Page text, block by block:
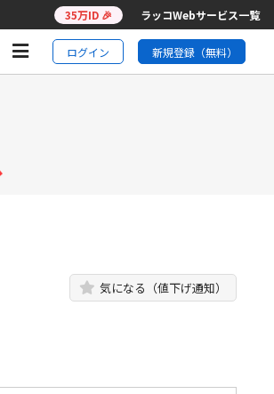
35万ID 🎉 ラッコWebサービス一覧
ログイン 新規登録（無料）
気になる（値下げ通知）